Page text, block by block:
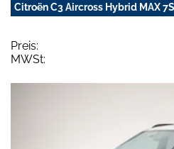
Citroën C3 Aircross Hybrid MAX
Preis:
MWSt: